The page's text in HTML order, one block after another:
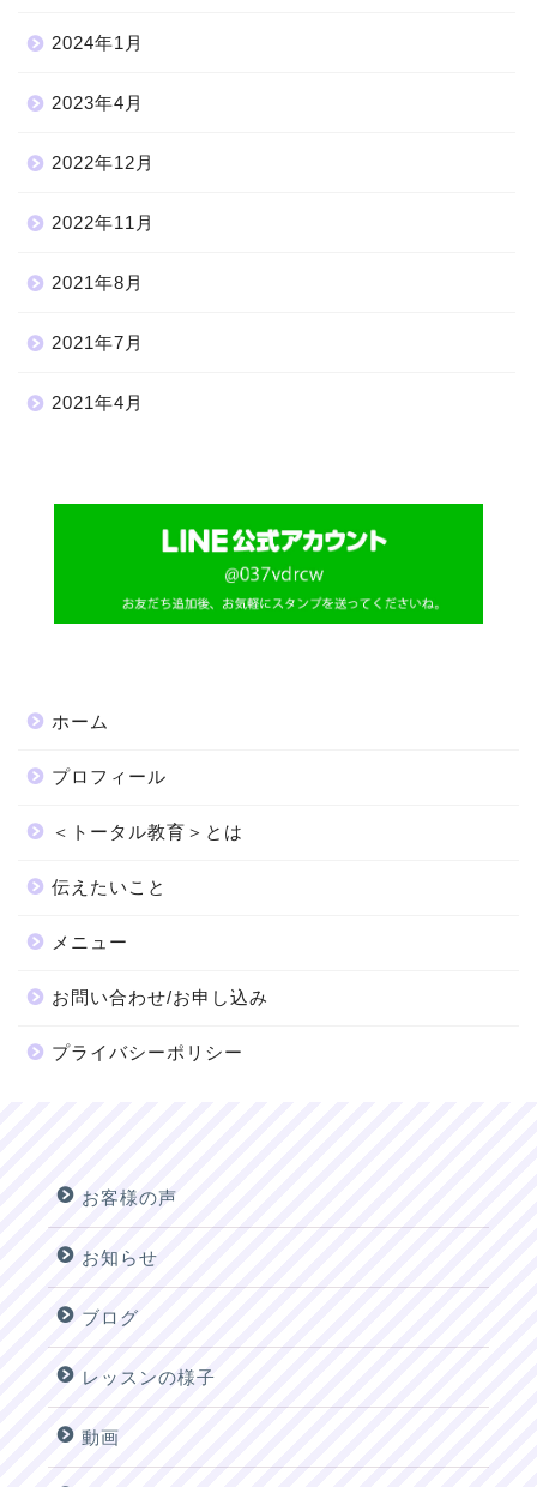
2024年1月
2023年4月
2022年12月
2022年11月
2021年8月
2021年7月
2021年4月
ホーム
プロフィール
＜トータル教育＞とは
伝えたいこと
メニュー
お問い合わせ/お申し込み
プライバシーポリシー
お客様の声
お知らせ
ブログ
レッスンの様子
動画